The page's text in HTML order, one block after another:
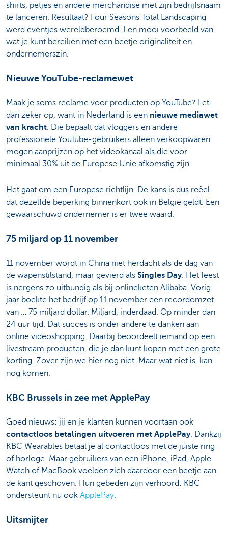
shirts, petjes en andere merchandise met zijn bedrijfsnaam
te lanceren. Resultaat? Four Seasons Total Landscaping
werd eventjes wereldberoemd. Een mooi voorbeeld van
wat je kunt bereiken met een beetje originaliteit en
ondernemerszin.
Nieuwe YouTube-reclamewet
Maak je soms reclame voor producten op YouTube? Let
dan zeker op, want in Nederland is een nieuwe mediawet
van kracht. Die bepaalt dat vloggers en andere
professionele YouTube-gebruikers alleen verkoopwaren
mogen aanprijzen op het videokanaal als die voor
minimaal 30% uit de Europese Unie afkomstig zijn.
Het gaat om een Europese richtlijn. De kans is dus reëel
dat dezelfde beperking binnenkort ook in België geldt. Een
gewaarschuwd ondernemer is er twee waard.
75 miljard op 11 november
11 november wordt in China niet herdacht als de dag van
de wapenstilstand, maar gevierd als Singles Day. Het feest
is nergens zo uitbundig als bij onlineketen Alibaba. Vorig
jaar boekte het bedrijf op 11 november een recordomzet
van … 75 miljard dollar. Miljard, inderdaad. Op minder dan
24 uur tijd. Dat succes is onder andere te danken aan
online videoshopping. Daarbij beoordeelt iemand op een
livestream producten, die je dan kunt kopen met een grote
korting. Zover zijn we hier nog niet. Maar wat niet is, kan
nog komen.
KBC Brussels in zee met ApplePay
Goed nieuws: jij en je klanten kunnen voortaan ook
contactloos betalingen uitvoeren met ApplePay. Dankzij
KBC Wearables betaal je al contactloos met de juiste ring
of horloge. Maar gebruikers van een iPhone, iPad, Apple
Watch of MacBook voelden zich daardoor een beetje aan
de kant geschoven. Hun gebeden zijn verhoord: KBC
ondersteunt nu ook ApplePay.
Uitsmijter